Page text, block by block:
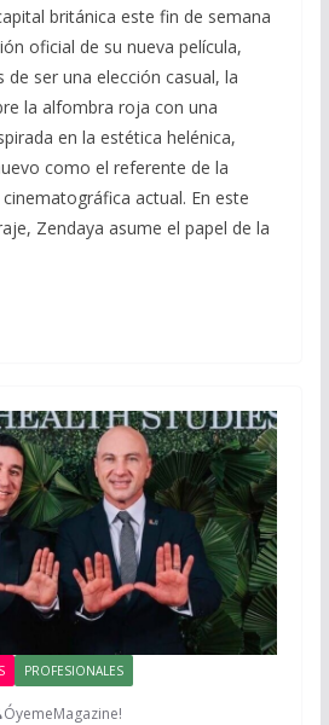
británica este fin de semana
oficial de su nueva película,
de ser una elección casual, la
la alfombra roja con una
en la estética helénica,
como el referente de la
actual. En este
Zendaya asume el papel de la
PROFESIONALES
ÓyemeMagazine!